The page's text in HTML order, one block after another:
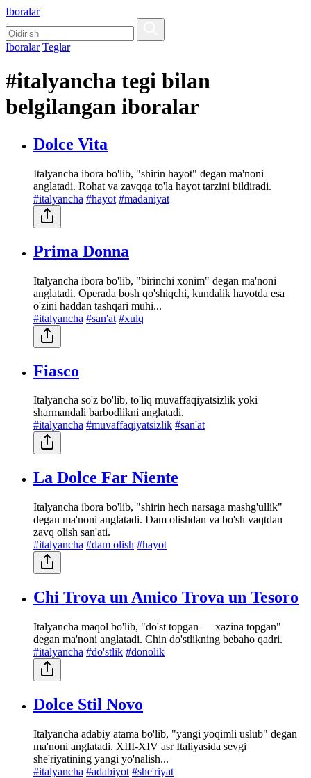
Iboralar
Iboralar Teglar
#italyancha tegi bilan
belgilangan iboralar
Dolce Vita
Italyancha ibora bo'lib, "shirin hayot" degan ma'noni
anglatadi. Rohat va zavqqa to'la hayot tarzini bildiradi.
#italyancha #hayot #madaniyat
Prima Donna
Italyancha ibora bo'lib, "birinchi xonim" degan ma'noni
anglatadi. Operada bosh qo'shiqchi, kundalik hayotda esa
o'zini haddan tashqari muhi...
#italyancha #san'at #xulq
Fiasco
Italyancha so'z bo'lib, to'liq muvaffaqiyatsizlik yoki
sharmandali barbodlikni anglatadi.
#italyancha #muvaffaqiyatsizlik #san'at
La Dolce Far Niente
Italyancha ibora bo'lib, "shirin hech narsaga mashg'ullik"
degan ma'noni anglatadi. Dam olishdan va bo'sh vaqtdan
zavq olish san'ati.
#italyancha #dam olish #hayot
Chi Trova un Amico Trova un Tesoro
Italyancha maqol bo'lib, "do'st topgan — xazina topgan"
degan ma'noni anglatadi. Chin do'stlikning bebaho qadri.
#italyancha #do'stlik #donolik
Dolce Stil Novo
Italyancha adabiy atama bo'lib, "yangi yoqimli uslub" degan
ma'noni anglatadi. XIII-XIV asr Italiyasida sevgi
she'riyatining yangi yo'nalish...
#italyancha #adabiyot #she'riyat